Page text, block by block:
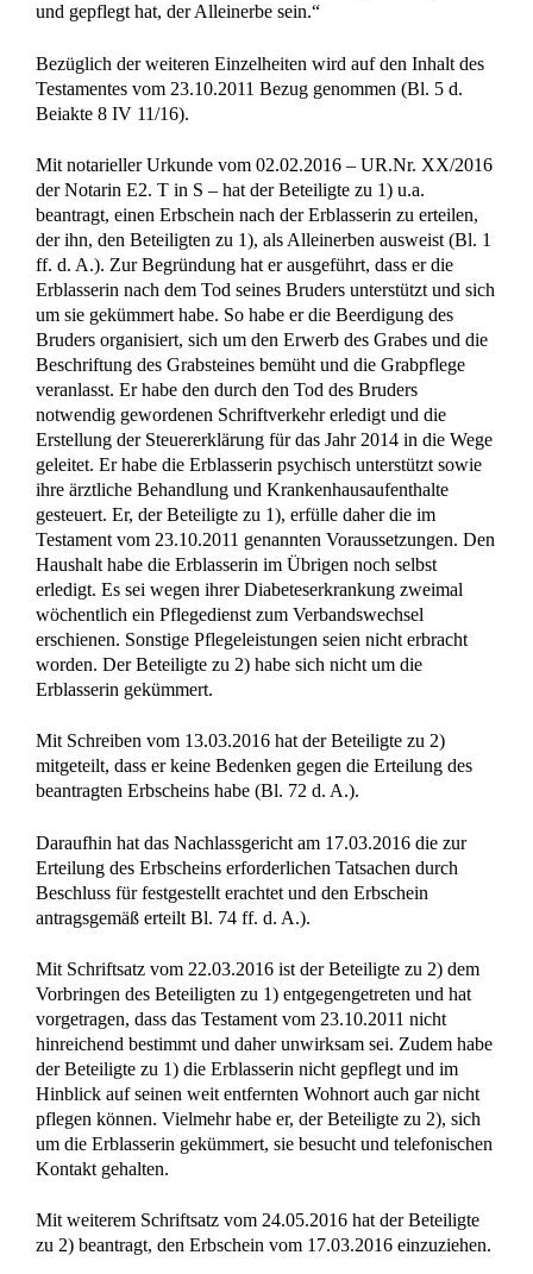
und gepflegt hat, der Alleinerbe sein.“
Bezüglich der weiteren Einzelheiten wird auf den Inhalt des
Testamentes vom 23.10.2011 Bezug genommen (Bl. 5 d.
Beiakte 8 IV 11/16).
Mit notarieller Urkunde vom 02.02.2016 – UR.Nr. XX/2016
der Notarin E2. T in S – hat der Beteiligte zu 1) u.a.
beantragt, einen Erbschein nach der Erblasserin zu erteilen,
der ihn, den Beteiligten zu 1), als Alleinerben ausweist (Bl. 1
ff. d. A.). Zur Begründung hat er ausgeführt, dass er die
Erblasserin nach dem Tod seines Bruders unterstützt und sich
um sie gekümmert habe. So habe er die Beerdigung des
Bruders organisiert, sich um den Erwerb des Grabes und die
Beschriftung des Grabsteines bemüht und die Grabpflege
veranlasst. Er habe den durch den Tod des Bruders
notwendig gewordenen Schriftverkehr erledigt und die
Erstellung der Steuererklärung für das Jahr 2014 in die Wege
geleitet. Er habe die Erblasserin psychisch unterstützt sowie
ihre ärztliche Behandlung und Krankenhausaufenthalte
gesteuert. Er, der Beteiligte zu 1), erfülle daher die im
Testament vom 23.10.2011 genannten Voraussetzungen. Den
Haushalt habe die Erblasserin im Übrigen noch selbst
erledigt. Es sei wegen ihrer Diabeteserkrankung zweimal
wöchentlich ein Pflegedienst zum Verbandswechsel
erschienen. Sonstige Pflegeleistungen seien nicht erbracht
worden. Der Beteiligte zu 2) habe sich nicht um die
Erblasserin gekümmert.
Mit Schreiben vom 13.03.2016 hat der Beteiligte zu 2)
mitgeteilt, dass er keine Bedenken gegen die Erteilung des
beantragten Erbscheins habe (Bl. 72 d. A.).
Daraufhin hat das Nachlassgericht am 17.03.2016 die zur
Erteilung des Erbscheins erforderlichen Tatsachen durch
Beschluss für festgestellt erachtet und den Erbschein
antragsgemäß erteilt Bl. 74 ff. d. A.).
Mit Schriftsatz vom 22.03.2016 ist der Beteiligte zu 2) dem
Vorbringen des Beteiligten zu 1) entgegengetreten und hat
vorgetragen, dass das Testament vom 23.10.2011 nicht
hinreichend bestimmt und daher unwirksam sei. Zudem habe
der Beteiligte zu 1) die Erblasserin nicht gepflegt und im
Hinblick auf seinen weit entfernten Wohnort auch gar nicht
pflegen können. Vielmehr habe er, der Beteiligte zu 2), sich
um die Erblasserin gekümmert, sie besucht und telefonischen
Kontakt gehalten.
Mit weiterem Schriftsatz vom 24.05.2016 hat der Beteiligte
zu 2) beantragt, den Erbschein vom 17.03.2016 einzuziehen.